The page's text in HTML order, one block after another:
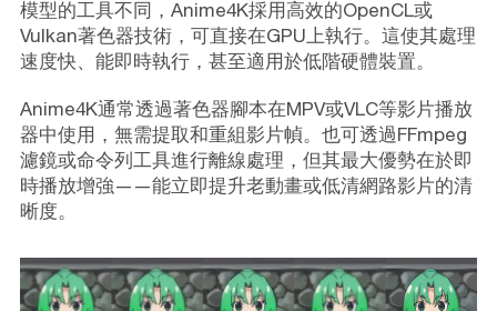
模型的工具不同，Anime4K採用高效的OpenCL或
Vulkan著色器技術，可直接在GPU上執行。這使其處理
速度快、能即時執行，甚至適用於低階硬體裝置。
Anime4K通常透過著色器腳本在MPV或VLC等影片播放
器中使用，無需提取和重組影片幀。也可透過FFmpeg
濾鏡或命令列工具進行離線處理，但其最大優勢在於即
時播放增強——能立即提升老動畫或低清網路影片的清
晰度。